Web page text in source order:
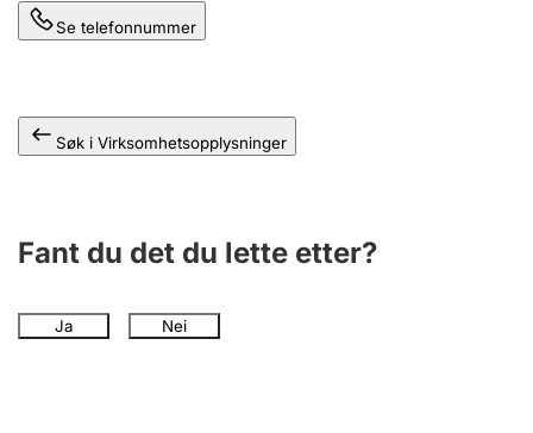
Se telefonnummer
Søk i Virksomhetsopplysninger
Fant du det du lette etter?
Ja Nei